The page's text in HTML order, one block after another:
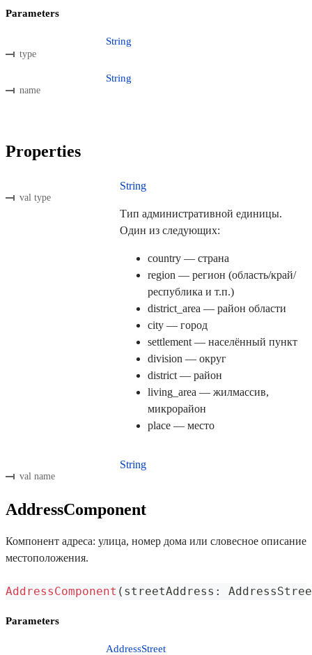
Parameters
type
String
name
String
Properties
val type
String
Тип административной единицы.
Один из следующих:
country — страна
region — регион (область/край/
республика и т.п.)
district_area — район области
city — город
settlement — населённый пункт
division — округ
district — район
living_area — жилмассив,
микрорайон
place — место
val name
String
AddressComponent
Компонент адреса: улица, номер дома или словесное описание
местоположения.
AddressComponent ( streetAddress :
Parameters
AddressStreet